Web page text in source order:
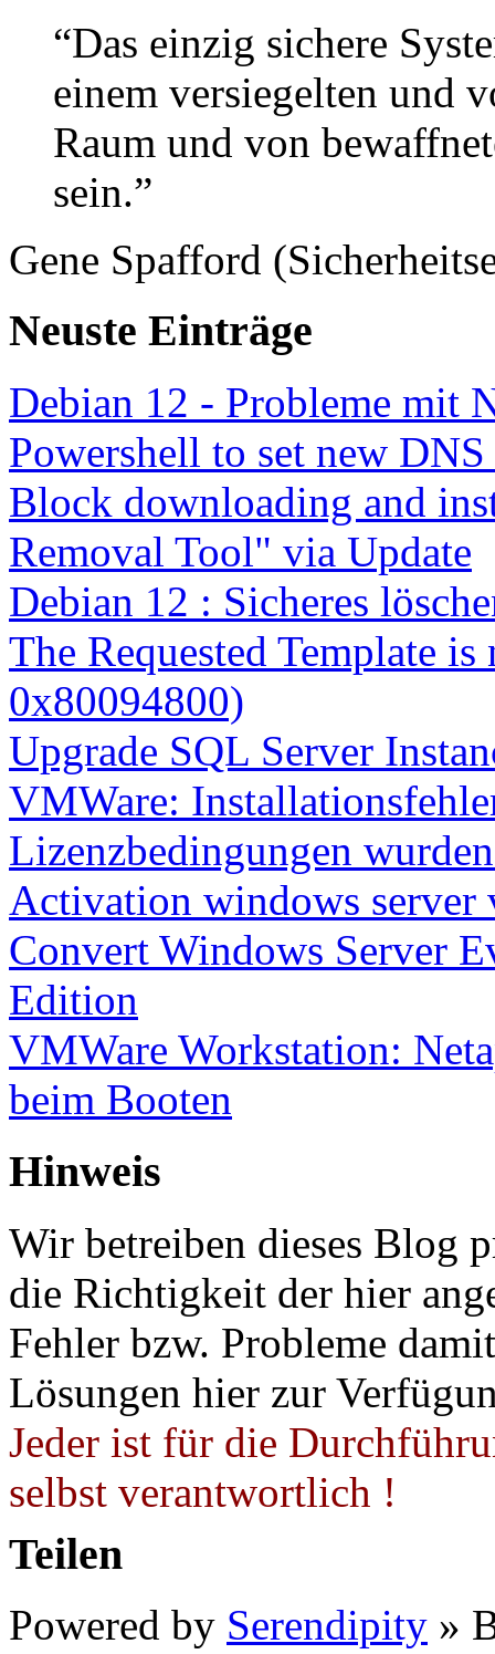
“Das einzig sichere
einem versiegelten und
Raum und von
sein.”
Gene Spafford
Neuste Einträge
Debian 12 - Probleme mit
Powershell to set new
Block downloading and
Removal Tool" via Update
Debian 12 : Sicheres
The Requested Template
0x80094800)
Upgrade SQL Server
VMWare:
Lizenzbedingungen
Activation windows server
Convert Windows Server
Edition
VMWare Workstation:
beim Booten
Hinweis
Wir betreiben dieses Blog
die Richtigkeit der hier
Fehler bzw. Probleme
Lösungen hier zur
Jeder ist für die
selbst verantwortlich !
Teilen
Powered by Serendipity »